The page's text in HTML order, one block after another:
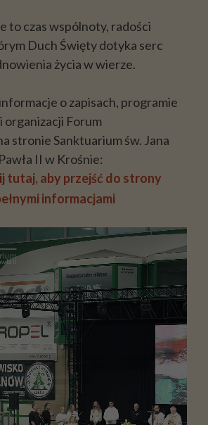
to czas wspólnoty, radości
Duch Święty dotyka serc
życia w wierze.
o zapisach, programie
i organizacji Forum
stronie Sanktuarium św. Jana
Pawła II w Krośnie:
tutaj, aby przejść do strony
informacjami